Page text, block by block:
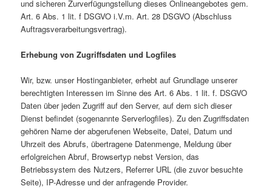
und sicheren Zurverfügungstellung dieses Onlineangebotes gem.
Art. 6 Abs. 1 lit. f DSGVO i.V.m. Art. 28 DSGVO (Abschluss
Auftragsverarbeitungsvertrag).
Erhebung von Zugriffsdaten und Logfiles
Wir, bzw. unser Hostinganbieter, erhebt auf Grundlage unserer
berechtigten Interessen im Sinne des Art. 6 Abs. 1 lit. f. DSGVO
Daten über jeden Zugriff auf den Server, auf dem sich dieser
Dienst befindet (sogenannte Serverlogfiles). Zu den Zugriffsdaten
gehören Name der abgerufenen Webseite, Datei, Datum und
Uhrzeit des Abrufs, übertragene Datenmenge, Meldung über
erfolgreichen Abruf, Browsertyp nebst Version, das
Betriebssystem des Nutzers, Referrer URL (die zuvor besuchte
Seite), IP-Adresse und der anfragende Provider.